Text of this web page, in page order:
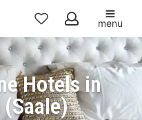
Meine
Favoriten
menu
Hotels in